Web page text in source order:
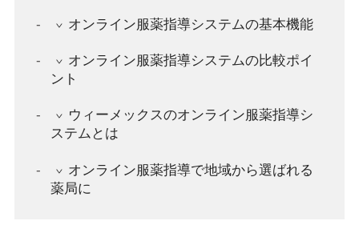
オンライン服薬指導システムの基本機能
オンライン服薬指導システムの比較ポイ
ント
ウィーメックスのオンライン服薬指導シ
ステムとは
オンライン服薬指導で地域から選ばれる
薬局に